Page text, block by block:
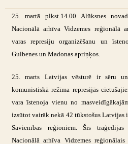
25. martā plkst.14.00 Alūksnes
Nacionālā arhīva Vidzemes reģionālā
varas represiju organizēšanu un
Gulbenes un Madonas apriņķos.
25. marts Latvijas vēsturē ir sēru
komunistiskā režīma represijās
vara īstenoja vienu no
izsūtot vairāk nekā 42 tūkstošus
Savienības reģioniem. Šīs
Nacionālā arhīva Vidzemes